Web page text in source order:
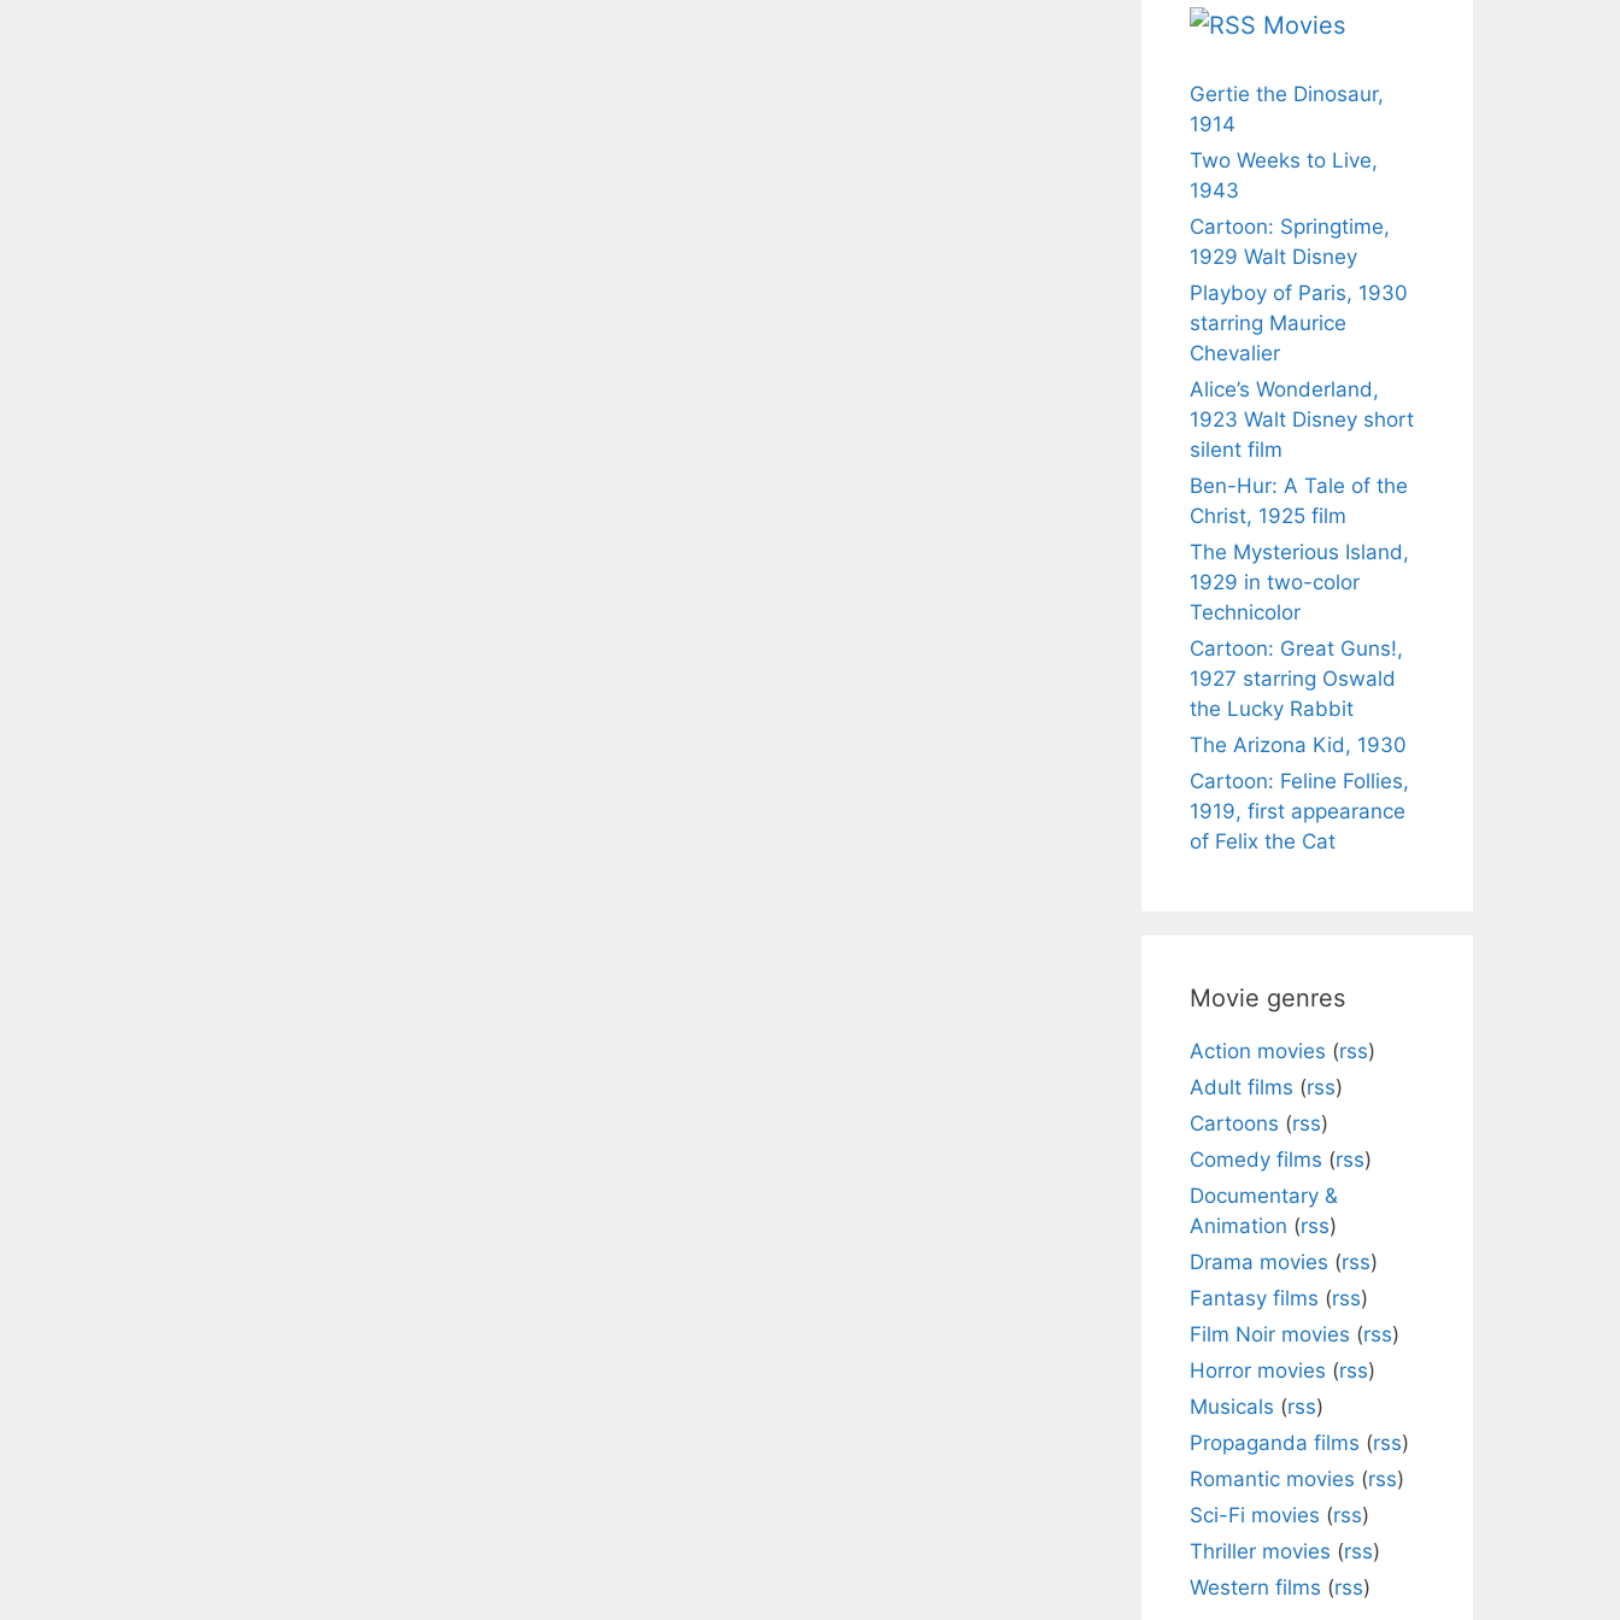
Movies
Gertie the Dinosaur,
1914
Two Weeks to Live,
1943
Cartoon: Springtime,
1929 Walt Disney
Playboy of Paris, 1930
starring Maurice
Chevalier
Alice’s Wonderland,
1923 Walt Disney short
silent film
Ben-Hur: A Tale of the
Christ, 1925 film
The Mysterious Island,
1929 in two-color
Technicolor
Cartoon: Great Guns!,
1927 starring Oswald
the Lucky Rabbit
The Arizona Kid, 1930
Cartoon: Feline Follies,
1919, first appearance
of Felix the Cat
Movie genres
Action movies (rss)
Adult films (rss)
Cartoons (rss)
Comedy films (rss)
Documentary &
Animation (rss)
Drama movies (rss)
Fantasy films (rss)
Film Noir movies (rss)
Horror movies (rss)
Musicals (rss)
Propaganda films (rss)
Romantic movies (rss)
Sci-Fi movies (rss)
Thriller movies (rss)
Western films (rss)